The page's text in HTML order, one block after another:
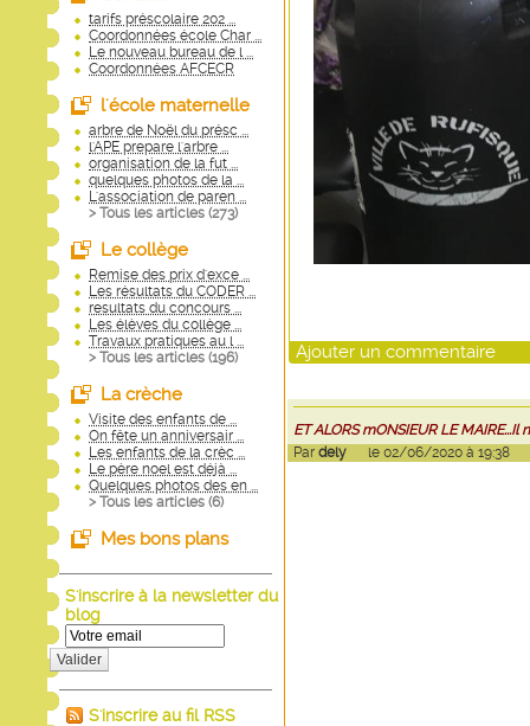
tarifs préscolaire 202 ...
Coordonnées école Char ...
Le nouveau bureau de l ...
Coordonnées AFCECR
l'école maternelle
arbre de Noël du présc ...
l'APE prepare l'arbre ...
organisation de la fut ...
quelques photos de la ...
L'association de paren ...
> Tous les articles (273)
Le collège
Remise des prix d'exce ...
Les résultats du CODER ...
resultats du concours ...
Les élèves du collège ...
Travaux pratiques au l ...
> Tous les articles (196)
La crèche
Visite des enfants de ...
On fête un anniversair ...
Les enfants de la crèc ...
Le père noel est déjà ...
Quelques photos des en ...
> Tous les articles (6)
Mes bons plans
S'inscrire à la newsletter du
blog
Valider
S'inscrire au fil RSS
Ajouter un commentaire
ET ALORS mONSIEUR LE
Par delyle 02/06/2020 à 19:38